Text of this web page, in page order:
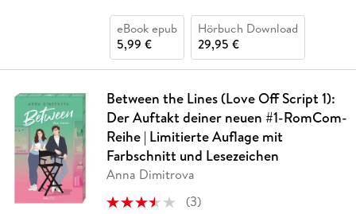
eBook epub
5,99 €
Hörbuch Download
29,95 €
Between the Lines (Love Off Script 1):
Der Auftakt deiner neuen #1-RomCom-
Reihe | Limitierte Auflage mit
Farbschnitt und Lesezeichen
Anna Dimitrova
(3)